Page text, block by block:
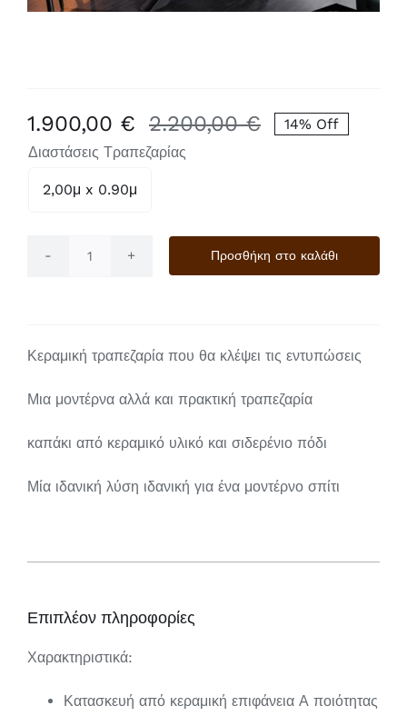
Επιπλέον πληροφορίες
Χαρακτηριστικά:
Κατασκευή από κεραμική επιφάνεια Α ποιότητας
2.200,00€Original
1.900,00 €
Η
1.900,00 €.
14% Off
Διαστάσεις Τραπεζαρίας
2,00μ x 0.90μ
Κεραμική
Προσθήκη στο καλάθι
Κεραμική τραπεζαρία που θα κλέψει τις εντυπώσεις
Μια μοντέρνα αλλά και πρακτική τραπεζαρία
καπάκι από κεραμικό υλικό και σιδερένιο πόδι
Μία ιδανική λύση ιδανική για ένα μοντέρνο σπίτι